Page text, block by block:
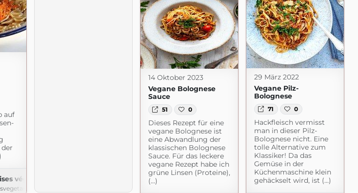
auf
végétariennes
29 März 2022
Vegane Pilz-
Bolognese
71 0
Hackfleisch vermisst
man in dieser Pilz-
Bolognese nicht. Eine
tolle Alternative zum
Klassiker! Da das
Gemüse in der
Küchenmaschine klein
gehäckselt wird, ist (...)
14 Oktober 2023
Vegane Bolognese
Sauce
51 0
Dieses Rezept für eine
vegane Bolognese ist
eine Abwandlung der
klassischen Bolognese
Sauce. Für das leckere
vegane Rezept habe ich
grüne Linsen (Proteine),
(...)